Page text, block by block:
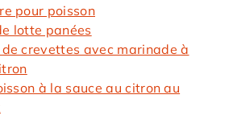
pour poisson
lotte panées
crevettes avec marinade à
à la sauce au citron au